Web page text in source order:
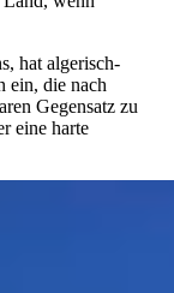
hat algerisch-
ein, die nach
Gegensatz zu
eine harte